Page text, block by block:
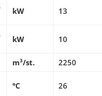
kW 13
kW 10
m³/st.
2250
°C 26